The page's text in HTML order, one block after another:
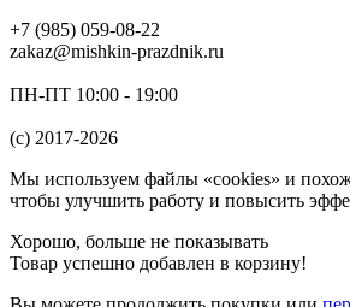
+7 (985) 059-08-22
zakaz@mishkin-prazdnik.ru
ПН-ПТ 10:00 - 19:00
(c) 2017-2026
Мы используем файлы «cookies» и
чтобы улучшить работу и повысить
Хорошо, больше не показывать
Товар успешно добавлен в корзину!